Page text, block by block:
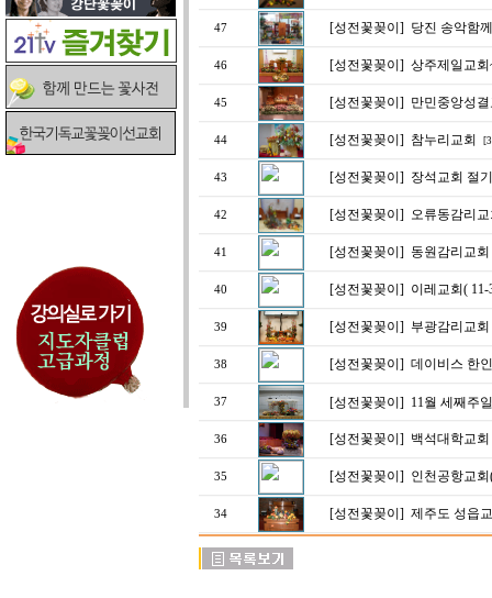
47 [성전꽃꽂이] 당진 송악함
46 [성전꽃꽂이] 상주제일교
45 [성전꽃꽂이] 만민중앙성
44 [성전꽃꽂이] 참누리교회
43 [성전꽃꽂이] 장석교회 절
42 [성전꽃꽂이] 오류동감리
41 [성전꽃꽂이] 동원감리교
40 [성전꽃꽂이] 이레교회(
39 [성전꽃꽂이] 부광감리교회
38 [성전꽃꽂이] 데이비스 한
37 [성전꽃꽂이] 11월 세째주
36 [성전꽃꽂이] 백석대학교회
35 [성전꽃꽂이] 인천공항교
34 [성전꽃꽂이] 제주도 성읍